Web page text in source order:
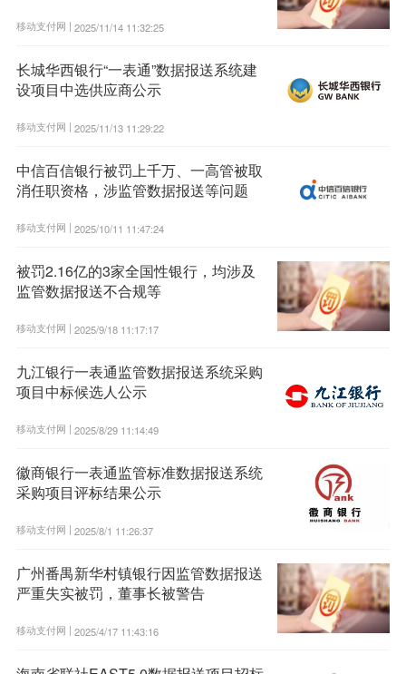
移动支付网 | 2025/11/14 11:32:25
长城华西银行“一表通”数据报送系统建
设项目中选供应商公示
移动支付网 | 2025/11/13 11:29:22
中信百信银行被罚上千万、一高管被取
消任职资格，涉监管数据报送等问题
移动支付网 | 2025/10/11 11:47:24
被罚2.16亿的3家全国性银行，均涉及
监管数据报送不合规等
移动支付网 | 2025/9/18 11:17:17
九江银行一表通监管数据报送系统采购
项目中标候选人公示
移动支付网 | 2025/8/29 11:14:49
徽商银行一表通监管标准数据报送系统
采购项目评标结果公示
移动支付网 | 2025/8/1 11:26:37
广州番禺新华村镇银行因监管数据报送
严重失实被罚，董事长被警告
移动支付网 | 2025/4/17 11:43:16